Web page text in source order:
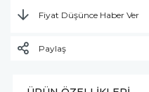
Fiyat Düşünce Haber Ver
Paylaş